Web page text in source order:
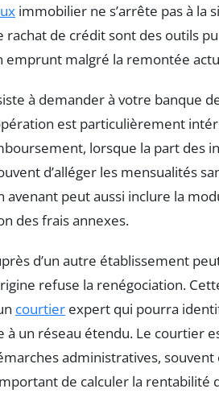
immobilier ne s’arrête pas à la
rachat de crédit sont des outils
emprunt malgré la remontée
à demander à votre banque
est particulièrement
lorsque la part des
d’alléger les mensualités
avenant peut aussi inclure la
des frais annexes.
d’un autre établissement
refuse la renégociation.
courtier expert qui pourra
à un réseau étendu. Le courtier
administratives,
de calculer la rentabilité